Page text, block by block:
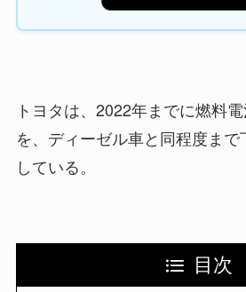
トヨタは、2022年までに燃料
を、ディーゼル車と同程度ま
している。
目次